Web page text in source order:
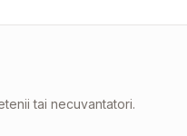
tai necuvantatori.